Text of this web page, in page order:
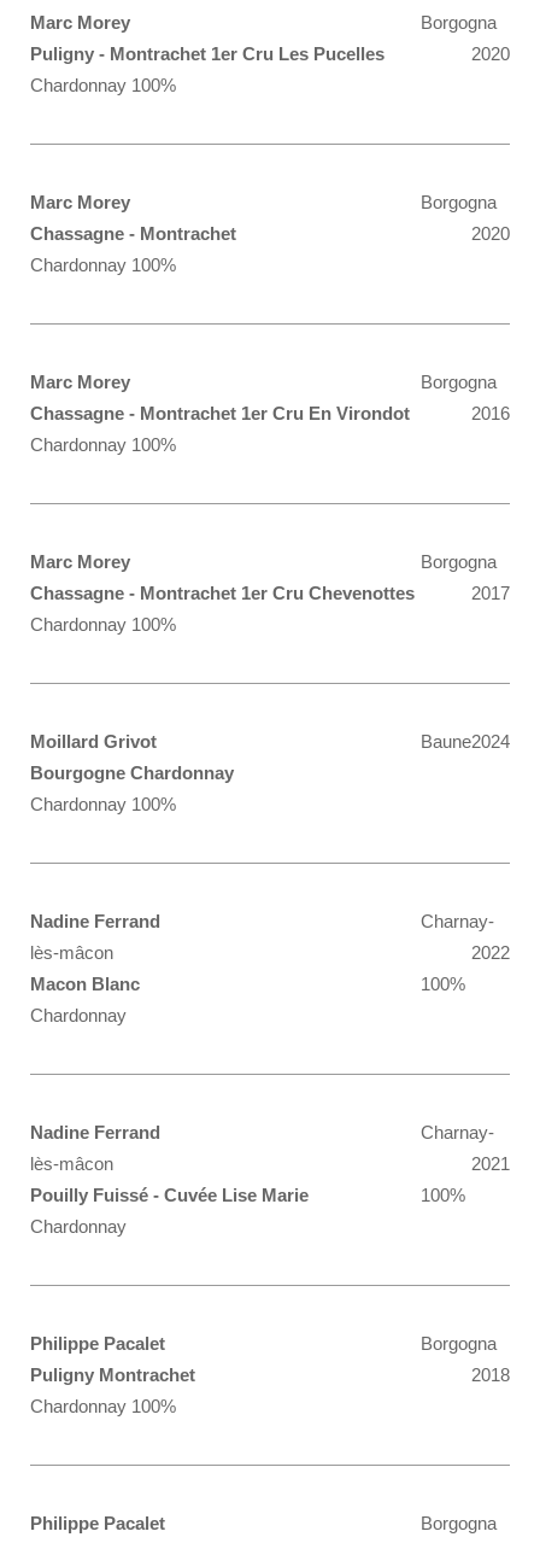
Marc Morey
Borgogna
2020
Puligny - Montrachet 1er Cru Les Pucelles
Chardonnay 100%
Marc Morey
Borgogna
2020
Chassagne - Montrachet
Chardonnay 100%
Marc Morey
Borgogna
2016
Chassagne - Montrachet 1er Cru En Virondot
Chardonnay 100%
Marc Morey
Borgogna
2017
Chassagne - Montrachet 1er Cru Chevenottes
Chardonnay 100%
Moillard Grivot Baune2024
Bourgogne Chardonnay
Chardonnay 100%
Nadine Ferrand
Charnay-
lès-mâcon
2022
Macon Blanc
100%
Chardonnay
Nadine Ferrand
Charnay-
lès-mâcon
2021
Pouilly Fuissé - Cuvée Lise Marie
100%
Chardonnay
Philippe Pacalet
Borgogna
2018
Puligny Montrachet
Chardonnay 100%
Philippe Pacalet Borgogna